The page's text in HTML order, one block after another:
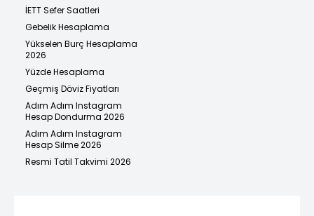
İETT Sefer Saatleri
Gebelik Hesaplama
Yükselen Burç Hesaplama
2026
Yüzde Hesaplama
Geçmiş Döviz Fiyatları
Adım Adım Instagram
Hesap Dondurma 2026
Adım Adım Instagram
Hesap Silme 2026
Resmi Tatil Takvimi 2026